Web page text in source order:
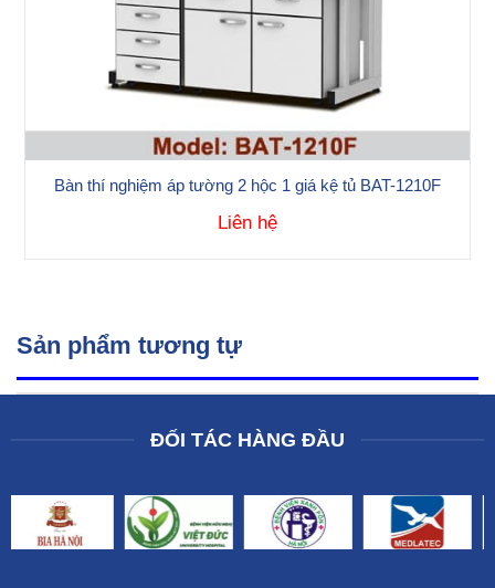
Bàn thí nghiệm áp tường 2 hộc 1 giá kệ tủ BAT-1210F
Liên hệ
Sản phẩm tương tự
ĐỐI TÁC HÀNG ĐẦU